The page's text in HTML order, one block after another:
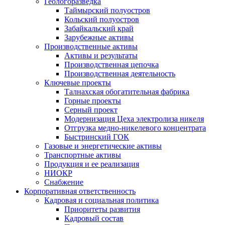
Таймырский полуостров
Кольский полуостров
Забайкальский край
Зарубежные активы
Производственные активы
Активы и результаты
Производственная цепочка
Производственная деятельность
Ключевые проекты
Талнахская обогатительная фабрика
Горные проекты
Серный проект
Модернизация Цеха электролиза никеля
Отгрузка медно-никелевого концентрата
Быстринский ГОК
Газовые и энергетические активы
Транспортные активы
Продукция и ее реализация
НИОКР
Снабжение
Корпоративная ответственность
Кадровая и социальная политика
Приоритеты развития
Кадровый состав